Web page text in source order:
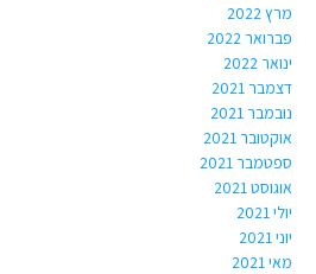
מרץ 2022
פברואר 2022
ינואר 2022
דצמבר 2021
נובמבר 2021
אוקטובר 2021
ספטמבר 2021
אוגוסט 2021
יולי 2021
יוני 2021
מאי 2021